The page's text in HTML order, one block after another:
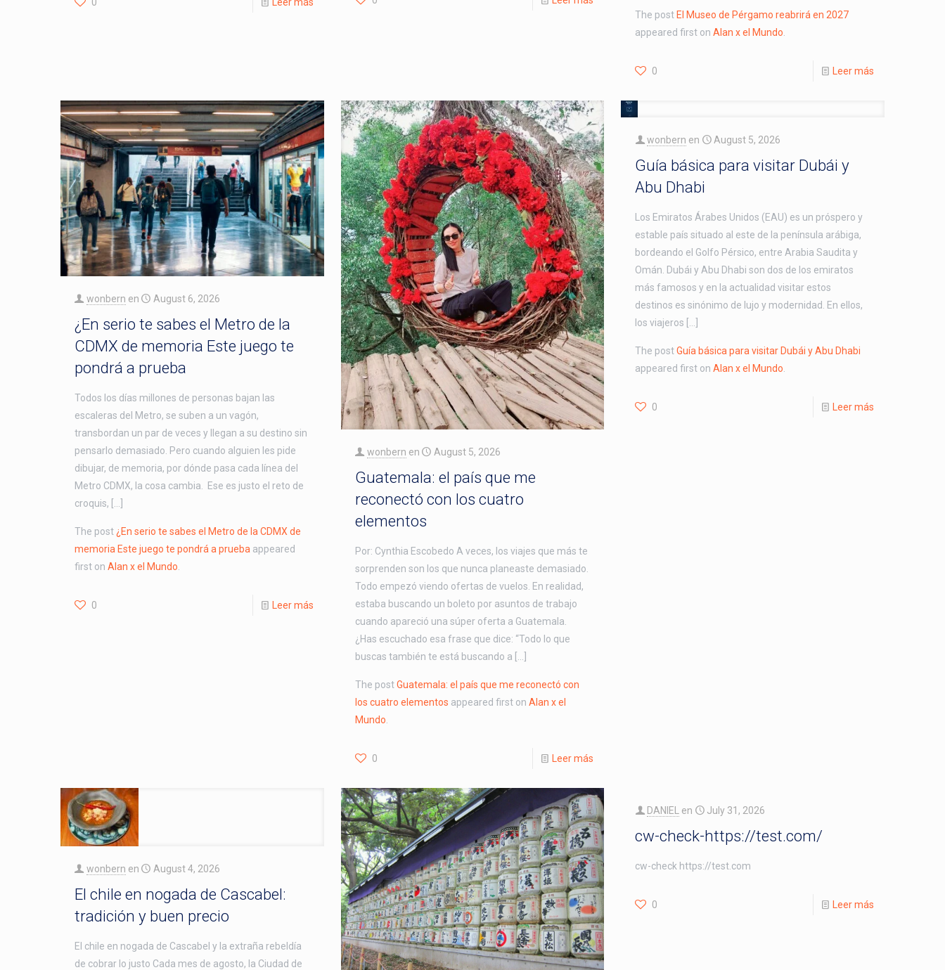
The post El Museo de Pérgamo reabrirá en 2027
appeared first onAlan x el Mundo.
0 Leer más
wonbern en August 6, 2026
¿En serio te sabes el Metro de la
CDMX de memoria Este juego te
pondrá a prueba
Todos los días millones de personas bajan las
escaleras del Metro, se suben a un vagón,
transbordan un par de veces y llegan a su destino sin
pensarlo demasiado. Pero cuando alguien les pide
dibujar, de memoria, por dónde pasa cada línea del
Metro CDMX, la cosa cambia. Ese es justo el reto de
croquis, […]
The post ¿En serio te sabes el Metro de la CDMX de
memoria Este juego te pondrá a prueba appeared
first on Alan x el Mundo
0 Leer más
wonbern en August 5, 2026
Guatemala: el país que me
reconectó con los cuatro
elementos
Por: Cynthia Escobedo A veces, los viajes que más te
sorprenden son los que nunca planeaste demasiado.
Todo empezó viendo ofertas de vuelos. En realidad,
estaba buscando un boleto por asuntos de trabajo
cuando apareció una súper oferta a Guatemala.
¿Has escuchado esa frase que dice: “Todo lo que
buscas también te está buscando a […]
The postGuatemala: el país que me reconectó con
los cuatro elementos appeared first on Alan x el
Mundo
0 Leer más
wonbern en August 5, 2026
Guía básica para visitar Dubái y
Abu Dhabi
Los Emiratos Árabes Unidos (EAU) es un próspero y
estable país situado al este de la península arábiga,
bordeando el Golfo Pérsico, entre Arabia Saudita y
Omán. Dubái y Abu Dhabi son dos de los emiratos
más famosos y en la actualidad visitar estos
destinos es sinónimo de lujo y modernidad. En ellos,
los viajeros […]
The postGuía básica para visitar Dubái y Abu Dhabi
appeared first onAlan x el Mundo.
0 Leer más
wonbern en August 4, 2026
El chile en nogada de Cascabel:
tradición y buen precio
El chile en nogada de Cascabel y la extraña rebeldía
de cobrar lo justo Cada mes de agosto, la Ciudad de
DANIEL en July 31, 2026
cw-check-https://test.com/
cw-check https://test.com
0 Leer más